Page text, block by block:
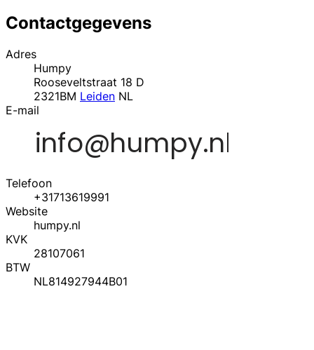
Contactgegevens
Adres
Humpy
Rooseveltstraat 18 D
2321BM Leiden NL
E-mail
Telefoon
+31713619991
Website
humpy.nl
KVK
28107061
BTW
NL814927944B01